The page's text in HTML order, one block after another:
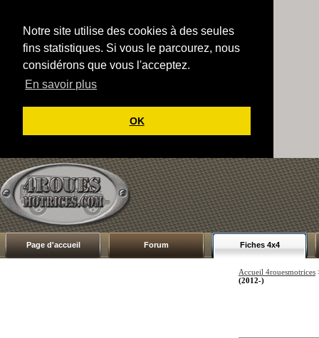
Notre site utilise des cookies à des seules
fins statistiques. Si vous le parcourez, nous
considérons que vous l'acceptez.
En savoir plus
OK
Page d'accueil Forum Fiches 4x4
Accueil 4rouesmotrices
(2012-)